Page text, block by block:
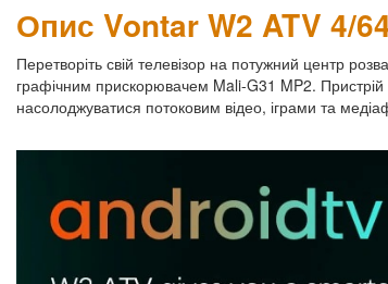
Опис Vontar W2 ATV 4/
Перетворіть свій телевізор на потужний центр
графічним прискорювачем Mali-G31 MP2.
насолоджуватися потоковим відео, іграми та